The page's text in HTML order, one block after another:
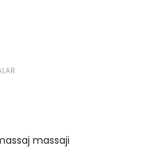
massaji